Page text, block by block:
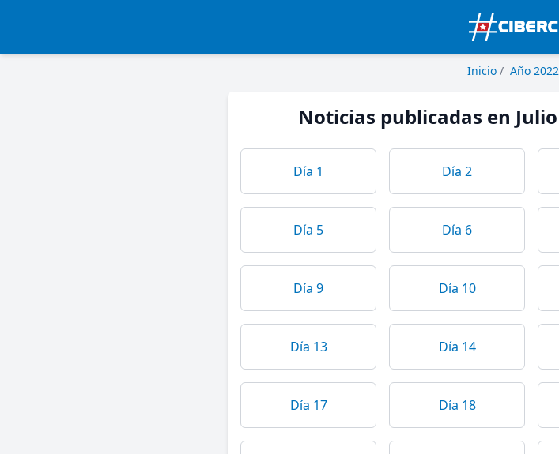
Inicio / Año 2022
Noticias publicadas en
Día 1 Día 2
Día 5 Día 6
Día 9 Día 10
Día 13 Día 14
Día 17 Día 18